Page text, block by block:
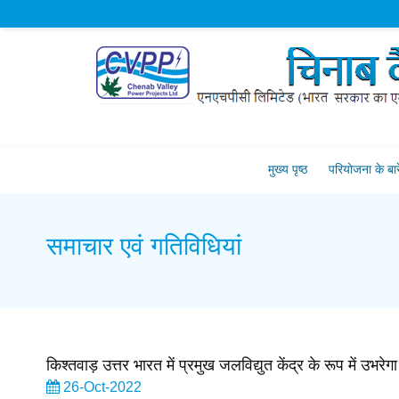
मुख्य पृष्ठ परियोजना के
समाचार एवं गतिविधियां
किश्तवाड़ उत्तर भारत में प्रमुख जलविद्युत केंद्र के रूप में उभरेगा
26-Oct-2022